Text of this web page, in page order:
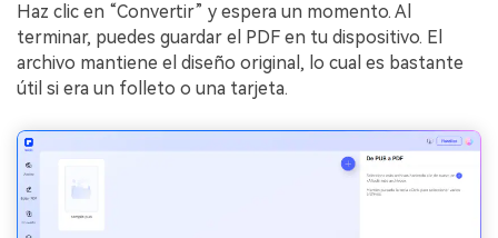
Haz clic en “Convertir” y espera un momento. Al
terminar, puedes guardar el PDF en tu dispositivo. El
archivo mantiene el diseño original, lo cual es bastante
útil si era un folleto o una tarjeta.